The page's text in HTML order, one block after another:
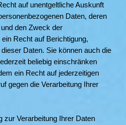
auf unentgeltliche Auskunft
Daten, deren
den Zweck der
Recht auf Berichtigung,
Daten. Sie können auch die
beliebig einschränken
ein Recht auf jederzeitigen
gegen die Verarbeitung Ihrer
zur Verarbeitung Ihrer Daten